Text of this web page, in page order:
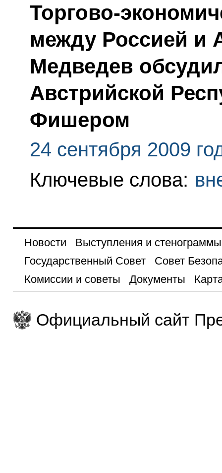
Торгово-
между Россией и
Медведев
Австрийской
Фишером
24 сентября 2009
Ключевые слова:
Новости
Выступления и стенограммы
Государственный Совет
Совет
Комиссии и советы
Документы
Официальный сайт